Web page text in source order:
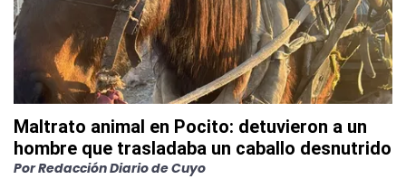
Maltrato animal en Pocito: detuvieron a un
hombre que trasladaba un caballo desnutrido
PorRedacción Diario de Cuyo